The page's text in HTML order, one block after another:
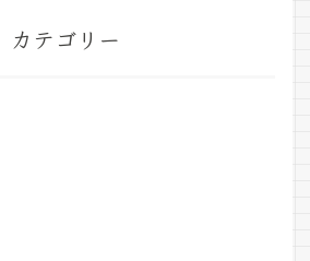
カテゴリー